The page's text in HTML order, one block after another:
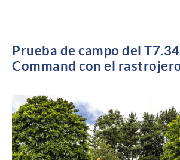
Prueba de campo del
Command con el